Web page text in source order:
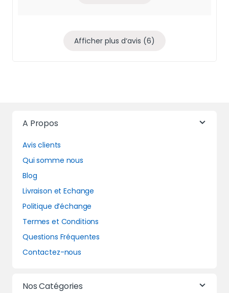
Afficher plus d‘avis (6)
A Propos
Avis clients
Qui somme nous
Blog
Livraison et Echange
Politique d’échange
Termes et Conditions
Questions Fréquentes
Contactez-nous
Nos Catégories